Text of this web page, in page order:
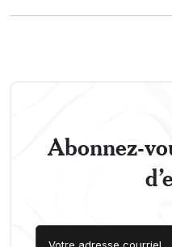
Abonnez-